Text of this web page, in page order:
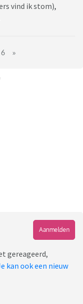
vind ik stom),
6 »
Aanmelden
gereageerd,
kan ook een nieuw